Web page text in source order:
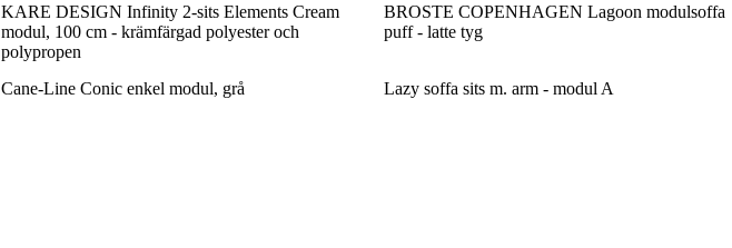
KARE DESIGN Infinity 2-sits Elements Cream
modul, 100 cm - krämfärgad polyester och
polypropen
BROSTE COPENHAGEN Lagoon modulsoffa
puff - latte tyg
Cane-Line Conic enkel modul, grå
Lazy soffa sits m. arm - modul A